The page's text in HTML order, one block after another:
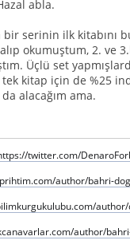
abla.
bir serinin ilk kitabını
okumuştum, 2. ve
Üçlü set
tek kitap için de %25
alacağım ama.
twitter.com/
author/bahri-
author/